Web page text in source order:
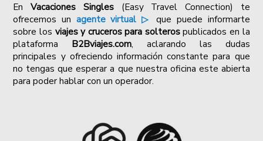
EnVacaciones Singles(Easy Travel Connection) te
ofrecemos un agente virtual ▷ que puede informarte
sobre los viajes y cruceros para solterospublicados en la
plataforma B2Bviajes.com, aclarando las dudas
principales y ofreciendo información constante para que
no tengas que esperar a que nuestra oficina este abierta
para poder hablar con un operador.